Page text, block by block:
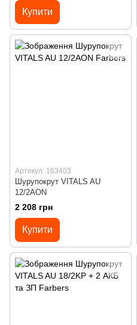
Купити
Артикул: 163403
Шурупокрут VITALS AU
12/2AON
2 208 грн
Купити